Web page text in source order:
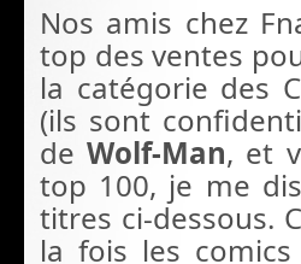
Nos amis chez
top des ventes
la catégorie des
(ils sont
deWolf-Man, et
top 100, je me
titres ci-dessous.
la fois les